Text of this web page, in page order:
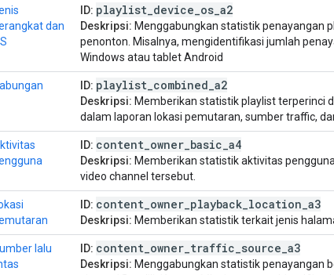
dan
ID: playlist device os a2
Deskripsi: Menggabungkan statistik penayangan
penonton. Misalnya, mengidentifikasi jumlah
Windows atau tablet Android
ID: playlist combined a2
Deskripsi: Memberikan statistik playlist terperinci
dalam laporan lokasi pemutaran, sumber traffic,
ID: content owner basic a4
Deskripsi: Memberikan statistik aktivitas
video channel tersebut.
ID: content owner playback location a3
Deskripsi: Memberikan statistik terkait jenis
lalu
ID: content owner traffic source a3
Deskripsi: Menggabungkan statistik penayangan